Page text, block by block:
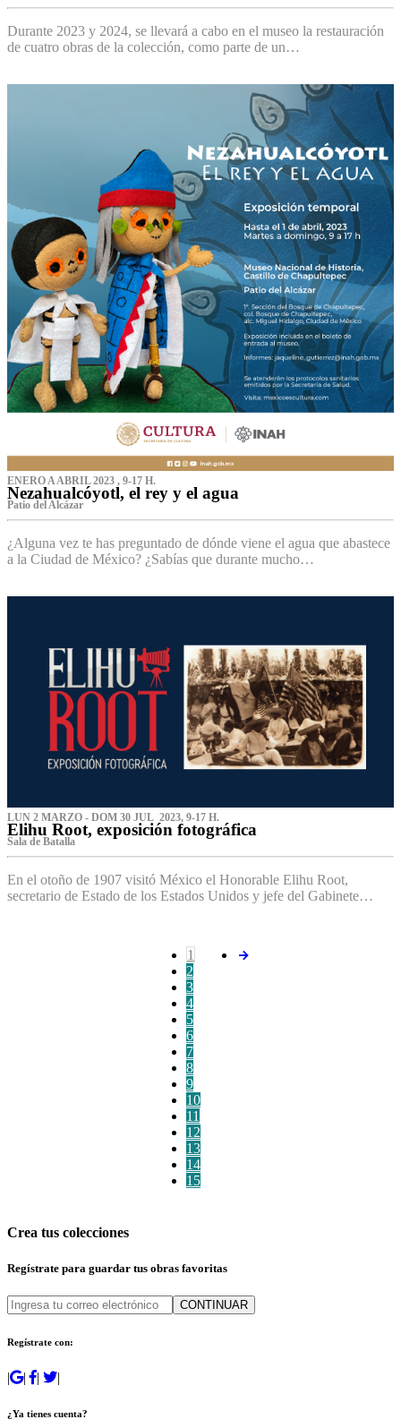
Durante 2023 y 2024, se llevará a cabo en el museo la restauración
de cuatro obras de la colección, como parte de un…
ENERO A ABRIL 2023 , 9-17 H.
Nezahualcóyotl, el rey y el agua
Patio del Alcázar
¿Alguna vez te has preguntado de dónde viene el agua que abastece
a la Ciudad de México? ¿Sabías que durante mucho…
LUN 2 MARZO - DOM 30 JUL 2023, 9-17 H.
Elihu Root, exposición fotográfica
Sala de Batalla
En el otoño de 1907 visitó México el Honorable Elihu Root,
secretario de Estado de los Estados Unidos y jefe del Gabinete…
1
2
3
4
5
6
7
8
9
10
11
12
13
14
15
Crea tus colecciones
Regístrate para guardar tus obras favoritas
CONTINUAR
Regístrate con:
| | | |
¿Ya tienes cuenta?